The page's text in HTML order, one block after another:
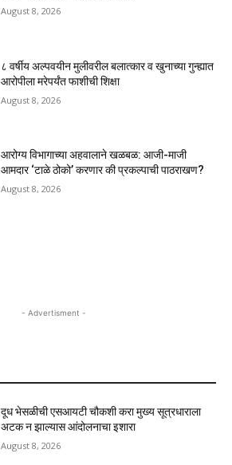
August 8, 2026
८ वर्षीय अल्पवयीन मुलीवरील बलात्कार व खुनाच्या गुन्ह्यात
आरोपीला मरेपर्यंत फाशीची शिक्षा
August 8, 2026
आरोग्य विभागाच्या अहवालाने खळबळ: आजी-माजी
आमदार ‘टाळे ठोको’ करणार की प्रकल्पाची पाठराखण?
August 8, 2026
- Advertisment -
दूध भेसळीची एसआयटी चौकशी करा मुख्य सूत्रधाराला
अटक न झाल्यास आंदोलनाचा इशारा
August 8, 2026